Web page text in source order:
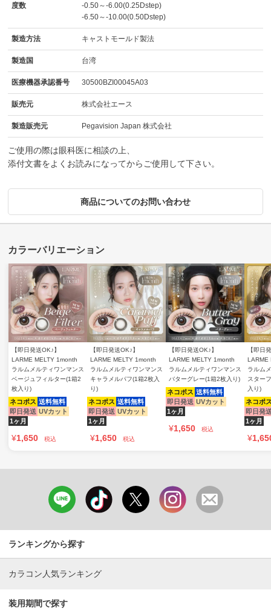
度数
-0.50～-6.00(0.25Dstep)
-6.50～-10.00(0.50Dstep)
製造方法 キャストモールド製法
製造国 台湾
医療機器承認番号 30500BZI00045A03
販売元 株式会社エース
製造販売元 Pegavision Japan 株式会社
ご使用の際は眼科医に相談の上、
添付文書をよくお読みになってからご使用して下さい。
商品についてのお問い合わせ
【即日発送OK♪】
LARME MELTY 1month
ラルムメルティワンマンス
ベージュフィルター(1箱2
枚入り)
ネコポス 送料無料
即日発送 UVカット
1ヶ月
¥1,650 税込
【即日発送OK♪】
LARME MELTY 1month
ラルムメルティワンマンス
キャラメルパフ(1箱2枚入
り)
ネコポス 送料無料
即日発送 UVカット
1ヶ月
¥1,650 税込
【即日発送OK♪】
LARME MELTY 1month
ラルムメルティワンマンス
バターグレー(1箱2枚入り)
ネコポス 送料無料
即日発送 UVカット
1ヶ月
¥1,650 税込
【即日
LARME
ラルム
スター
入り)
ネコポ
即日発
1ヶ月
¥
ランキングから探す
カラコン人気ランキング
装用期間で探す